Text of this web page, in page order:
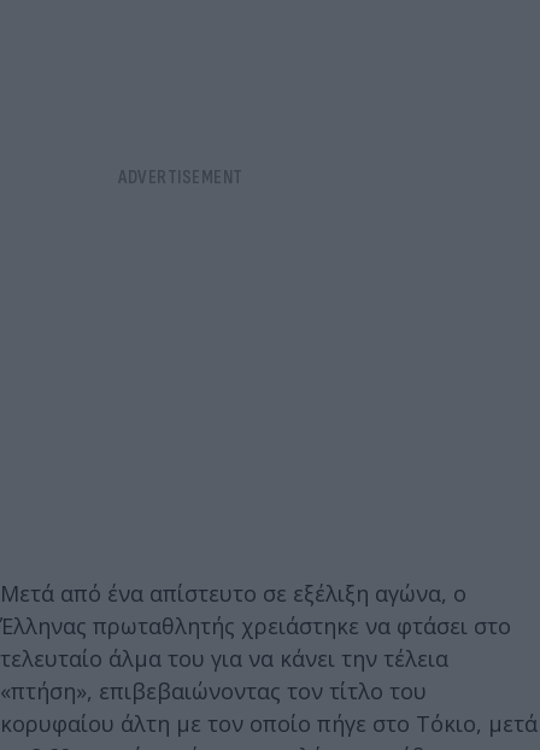
Μετά από ένα απίστευτο σε εξέλιξη αγώνα, ο
Έλληνας πρωταθλητής χρειάστηκε να φτάσει στο
τελευταίο άλμα του για να κάνει την τέλεια
«πτήση», επιβεβαιώνοντας τον τίτλο του
κορυφαίου άλτη με τον οποίο πήγε στο Τόκιο, μετά